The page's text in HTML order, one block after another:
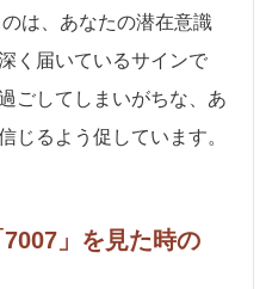
は、あなたの潜在意識
く届いているサインで
ごしてしまいがちな、あ
じるよう促しています。
」を見た時の